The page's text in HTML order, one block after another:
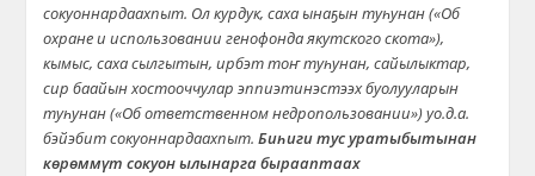
сокуоннардаахпыт. Ол курдук, саха ынаҕын туһунан («Об
охране и использовании генофонда якутского скота»),
кымыс, саха сылгытын, ирбэт тоҥ туһунан, сайылыктар,
сир баайын хостооччулар эппиэтинэстээх буолууларын
туһунан («Об ответственном недропользовании») уо.д.а.
бэйэбит сокуоннардаахпыт.Биһиги тус уратыбытынан
көрөммүт сокуон ылынарга бырааптаах